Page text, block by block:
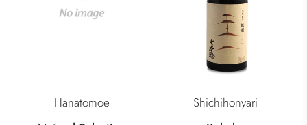
Hanatomoe
Shichihonyari